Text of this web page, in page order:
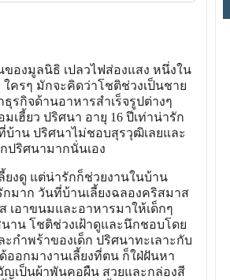
ของมูลนิธิ เปลวไฟส่องแสง หนึ่งใน
ครๆ มักจะคิดว่าโชติช่วงเป็นชาย
รกิจด้านอาหารสำเร็จรูปต่างๆ
ฮี้ยว ปริศนา อายุ 16 ปีเท่าน่ารัก
บ้าน ปริศนาไม่ชอบสุรวุฒิเลยและ
ปริศนามากนั่นเอง
ยงดู แต่น่ารักก็ช่วยงานในบ้าน
มาก วันที่บ้านเลี้ยงฉลองคริสมาส
เอาขนมและอาหารมาให้เด็กๆ
าน โชติช่วงเฝ้าดูและนึกชอบโดย
กำพร้าของเด็ก ปริศนาทะเลาะกับ
อกมางานเลี้ยงที่ตน ก็ใฝ่ฝันหา
ญเป็นผ้าพันคอผืน สวยและกล่องสี